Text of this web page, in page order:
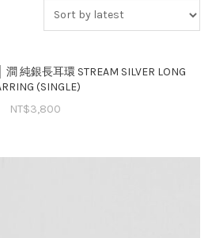
純銀長耳環 STREAM SILVER LONG
(SINGLE)
NT$3,800